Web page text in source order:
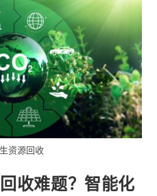
资源回收
收难题？智能化